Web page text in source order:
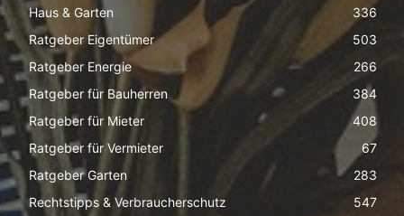
Haus & Garten
336
Ratgeber Eigentümer
503
Ratgeber Energie
266
Ratgeber für Bauherren
384
Ratgeber für Mieter
408
Ratgeber für Vermieter
67
Ratgeber Garten
283
Rechtstipps & Verbraucherschutz
547